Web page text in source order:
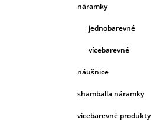
náramky
jednobarevné
vícebarevné
náušnice
shamballa náramky
vícebarevné produkty